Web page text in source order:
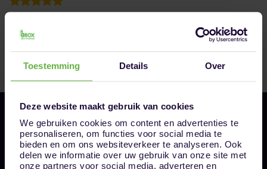
Toestemming Details Over
Deze website maakt gebruik van cookies
We gebruiken cookies om content en advertenties te
personaliseren, om functies voor social media te
bieden en om ons websiteverkeer te analyseren. Ook
delen we informatie over uw gebruik van onze site met
onze partners voor social media, adverteren en